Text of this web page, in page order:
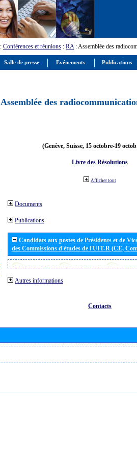
: Conférences et réunions : RA: Assemblée des
Assemblée des
(Genève, Suisse, 15 octobre-19
Livre des Résolutions
Afficher tout
Documents
Publications
Candidats aux postes de Présidents et de
des Commissions d'études de l'UIT-R (CE,
Autres informations
Contacts
Salle de presse Evénements Publications